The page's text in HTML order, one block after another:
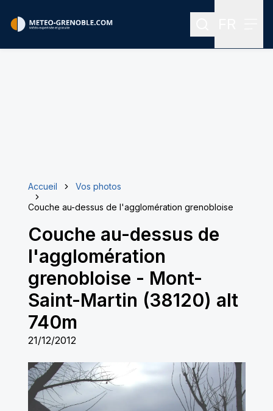
Rechercher
Accueil
Vos photos
Couche au-dessus de l'agglomération grenobloise
Couche au-dessus de
l'agglomération
grenobloise - Mont-
Saint-Martin (38120) alt
740m
21/12/2012